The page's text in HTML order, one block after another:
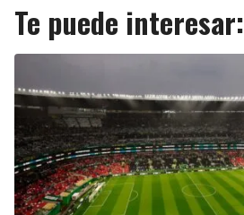
Te puede interesar: